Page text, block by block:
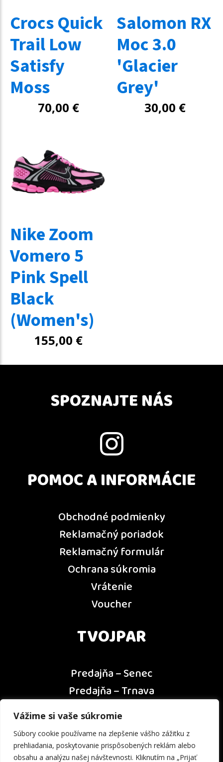
Vážime si vaše súkromie
Súbory cookie používame na zlepšenie vášho zážitku z
prehliadania, poskytovanie prispôsobených reklám alebo
obsahu a analýzu našej návštevnosti. Kliknutím na „Prijať
Crocs Quick
Trail Low
Satisfy
Moss
70,00 €
Salomon RX
Moc 3.0
'Glacier
Grey'
30,00 €
Nike Zoom
Vomero 5
Pink Spell
Black
(Women's)
155,00 €
SPOZNAJTE NÁS
POMOC A INFORMÁCIE
Obchodné podmienky
Reklamačný poriadok
Reklamačný formulár
Ochrana súkromia
Vrátenie
Voucher
TVOJPAR
Predajňa – Senec
Predajňa – Trnava
Predajňa – Dunajská Streda
Predajňa – Nitra
Kontakt